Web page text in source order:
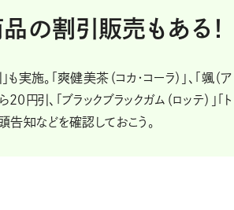
の割引販売もある！
。「爽健美茶（コカ・コーラ）」、「颯（ア
引、「ブラックブラックガム（ロッテ）」「ト
告知などを確認しておこう。